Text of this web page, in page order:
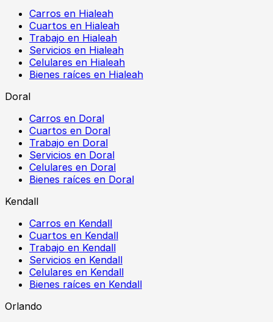
Carros en Hialeah
Cuartos en Hialeah
Trabajo en Hialeah
Servicios en Hialeah
Celulares en Hialeah
Bienes raíces en Hialeah
Doral
Carros en Doral
Cuartos en Doral
Trabajo en Doral
Servicios en Doral
Celulares en Doral
Bienes raíces en Doral
Kendall
Carros en Kendall
Cuartos en Kendall
Trabajo en Kendall
Servicios en Kendall
Celulares en Kendall
Bienes raíces en Kendall
Orlando